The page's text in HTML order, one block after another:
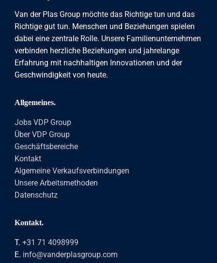
Van der Plas Group möchte das Richtige tun und das
Richtige gut tun. Menschen und Beziehungen spielen
dabei eine zentrale Rolle. Unsere Familienunternehmen
verbinden herzliche Beziehungen und jahrelange
Erfahrung mit nachhaltigen Innovationen und der
Geschwindigkeit von heute.
Allgemeines.
Jobs VDP Group
Über VDP Group
Geschäftsbereiche
Kontakt
Algemeine Verkaufsverbindungen
Unsere Arbeitsmethoden
Datenschutz
Kontakt.
T. +31 71 4098999
E. info@vanderplasgroup.com